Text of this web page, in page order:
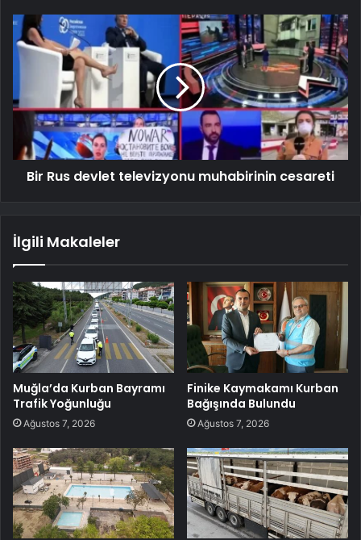
Bir Rus devlet televizyonu muhabirinin cesareti
İlgili Makaleler
Muğla’da Kurban Bayramı
Trafik Yoğunluğu
Ağustos 7, 2026
Finike Kaymakamı Kurban
Bağışında Bulundu
Ağustos 7, 2026